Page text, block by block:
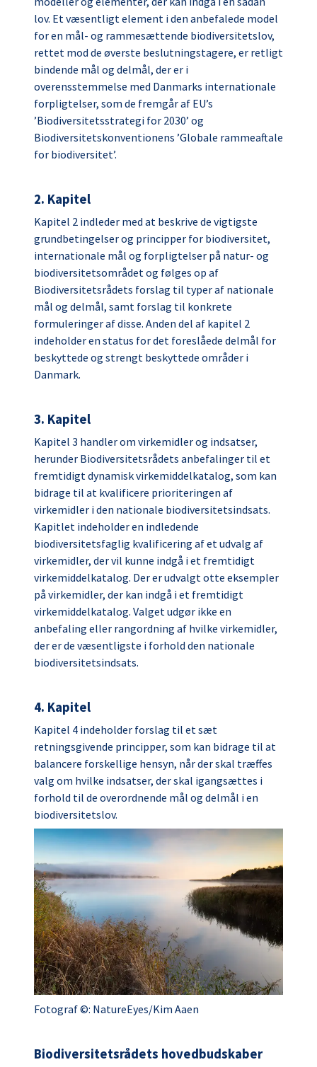
lov. Et væsentligt element i den anbefalede model
for en mål- og rammesættende biodiversitetslov,
rettet mod de øverste beslutningstagere, er retligt
bindende mål og delmål, der er i
overensstemmelse med Danmarks internationale
forpligtelser, som de fremgår af EU’s
’Biodiversitetsstrategi for 2030’ og
Biodiversitetskonventionens ’Globale rammeaftale
for biodiversitet’.
2. Kapitel
Kapitel 2 indleder med at beskrive de vigtigste
grundbetingelser og principper for biodiversitet,
internationale mål og forpligtelser på natur- og
biodiversitetsområdet og følges op af
Biodiversitetsrådets forslag til typer af nationale
mål og delmål, samt forslag til konkrete
formuleringer af disse. Anden del af kapitel 2
indeholder en status for det foreslåede delmål for
beskyttede og strengt beskyttede områder i
Danmark.
3. Kapitel
Kapitel 3 handler om virkemidler og indsatser,
herunder Biodiversitetsrådets anbefalinger til et
fremtidigt dynamisk virkemiddelkatalog, som kan
bidrage til at kvalificere prioriteringen af
virkemidler i den nationale biodiversitetsindsats.
Kapitlet indeholder en indledende
biodiversitetsfaglig kvalificering af et udvalg af
virkemidler, der vil kunne indgå i et fremtidigt
virkemiddelkatalog. Der er udvalgt otte eksempler
på virkemidler, der kan indgå i et fremtidigt
virkemiddelkatalog. Valget udgør ikke en
anbefaling eller rangordning af hvilke virkemidler,
der er de væsentligste i forhold den nationale
biodiversitetsindsats.
4. Kapitel
Kapitel 4 indeholder forslag til et sæt
retningsgivende principper, som kan bidrage til at
balancere forskellige hensyn, når der skal træffes
valg om hvilke indsatser, der skal igangsættes i
forhold til de overordnende mål og delmål i en
biodiversitetslov.
Fotograf ©: NatureEyes/Kim Aaen
Biodiversitetsrådets hovedbudskaber